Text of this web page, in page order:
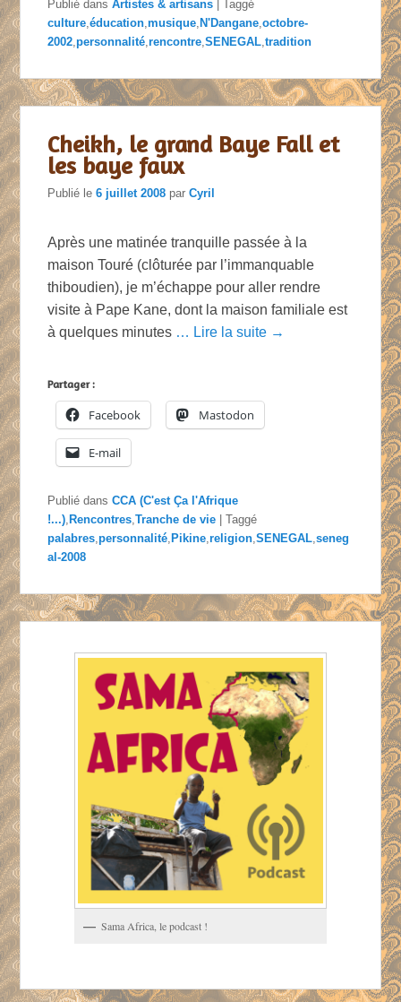
Publié dans Artistes & artisans
Taggé
culture,éducation,musique, N'Dangane,octobre-
2002,personnalité,rencontre,SENEGAL,tradition
Cheikh, le grand Baye Fall et
les baye faux
Publié le6 juillet 2008 parCyril
Après une matinée tranquille passée à la
maison Touré (clôturée par l’immanquable
thiboudien), je m’échappe pour aller rendre
visite à Pape Kane, dont la maison familiale est
à quelques minutes … Lire la suite →
Partager :
Facebook Mastodon
E-mail
Publié dans CCA (C'est Ça l'Afrique
!...), Rencontres,Tranche de vie |Taggé
palabres,personnalité, Pikine,religion,SENEGAL,seneg
al-2008
Sama Africa, le podcast !